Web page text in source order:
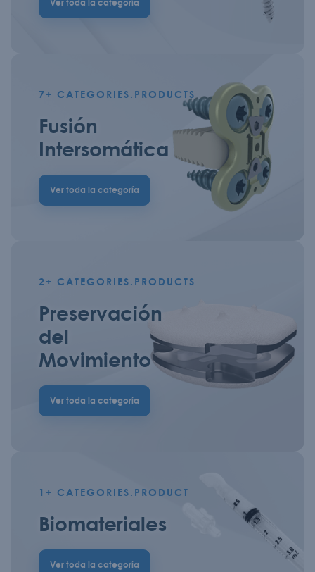
Ver toda la categoría
7+ CATEGORIES.PRODUCTS
Fusión
Intersomática
Ver toda la categoría
2+ CATEGORIES.PRODUCTS
Preservación
del
Movimiento
Ver toda la categoría
1+ CATEGORIES.PRODUCT
Biomateriales
Ver toda la categoría